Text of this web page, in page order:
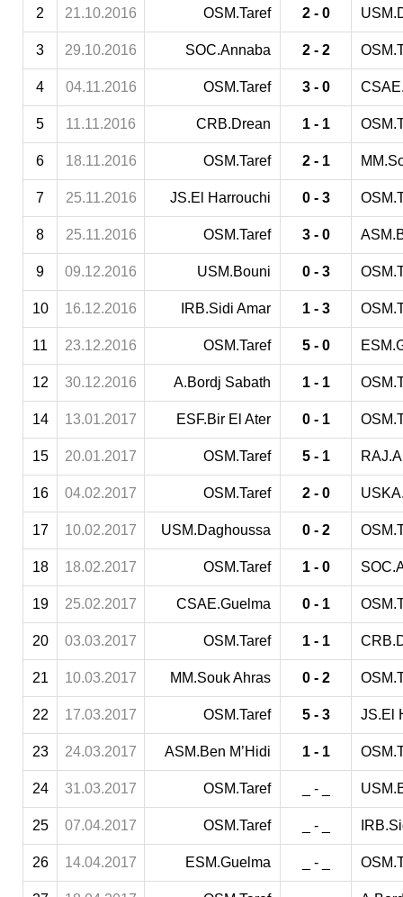
2 21.10.2016 OSM.Taref 2 - 0
3 29.10.2016 SOC.Annaba 2 - 2
4 04.11.2016 OSM.Taref 3 - 0
5 11.11.2016 CRB.Drean 1 - 1
6 18.11.2016 OSM.Taref 2 - 1
7 25.11.2016 JS.El Harrouchi 0 - 3
8 25.11.2016 OSM.Taref 3 - 0
9 09.12.2016 USM.Bouni 0 - 3
10 16.12.2016 IRB.Sidi Amar 1 - 3
11 23.12.2016 OSM.Taref 5 - 0
12 30.12.2016 A.Bordj Sabath 1 - 1
14 13.01.2017 ESF.Bir El Ater 0 - 1
15 20.01.2017 OSM.Taref 5 - 1
16 04.02.2017 OSM.Taref 2 - 0
17 10.02.2017 USM.Daghoussa 0 - 2
18 18.02.2017 OSM.Taref 1 - 0
19 25.02.2017 CSAE.Guelma 0 - 1
20 03.03.2017 OSM.Taref 1 - 1
21 10.03.2017 MM.Souk Ahras 0 - 2
22 17.03.2017 OSM.Taref 5 - 3 JS.El
23 24.03.2017 ASM.Ben M’Hidi 1 - 1
24 31.03.2017 OSM.Taref _ - _
25 07.04.2017 OSM.Taref _ - _
26 14.04.2017 ESM.Guelma _ - _